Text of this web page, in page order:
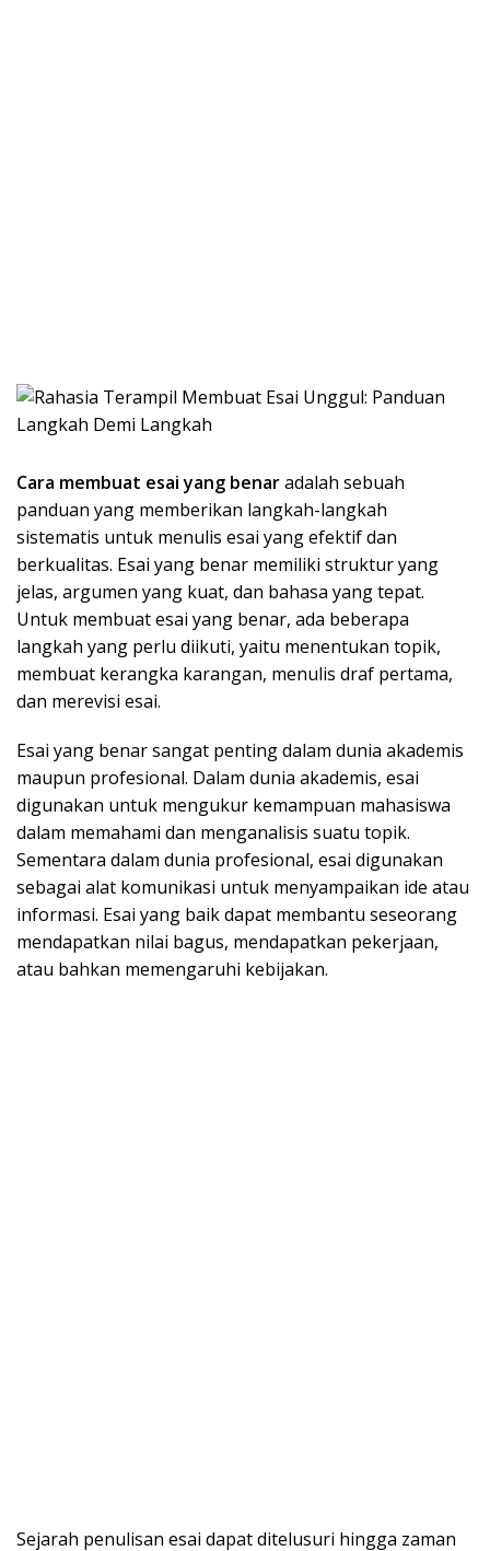
Cara membuat esai yang benaradalah sebuah
panduan yang memberikan langkah-langkah
sistematis untuk menulis esai yang efektif dan
berkualitas. Esai yang benar memiliki struktur yang
jelas, argumen yang kuat, dan bahasa yang tepat.
Untuk membuat esai yang benar, ada beberapa
langkah yang perlu diikuti, yaitu menentukan topik,
membuat kerangka karangan, menulis draf pertama,
dan merevisi esai.
Esai yang benar sangat penting dalam dunia akademis
maupun profesional. Dalam dunia akademis, esai
digunakan untuk mengukur kemampuan mahasiswa
dalam memahami dan menganalisis suatu topik.
Sementara dalam dunia profesional, esai digunakan
sebagai alat komunikasi untuk menyampaikan ide atau
informasi. Esai yang baik dapat membantu seseorang
mendapatkan nilai bagus, mendapatkan pekerjaan,
atau bahkan memengaruhi kebijakan.
Sejarah penulisan esai dapat ditelusuri hingga zaman